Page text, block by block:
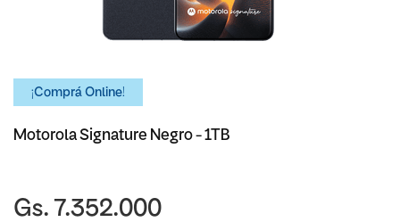
¡Comprá Online!
Motorola Signature Negro - 1TB
Gs. 7.352.000